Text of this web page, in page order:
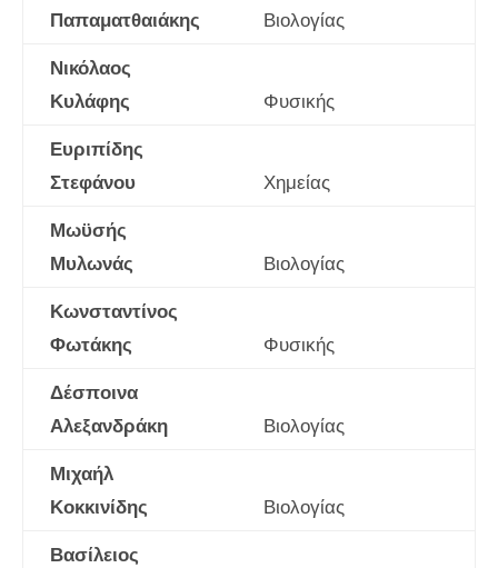
Παπαματθαιάκης
Βιολογίας
Νικόλαος
Κυλάφης
Φυσικής
Ευριπίδης
Στεφάνου
Χημείας
Μωϋσής
Μυλωνάς
Βιολογίας
Κωνσταντίνος
Φωτάκης
Φυσικής
Δέσποινα
Αλεξανδράκη
Βιολογίας
Μιχαήλ
Κοκκινίδης
Βιολογίας
Βασίλειος